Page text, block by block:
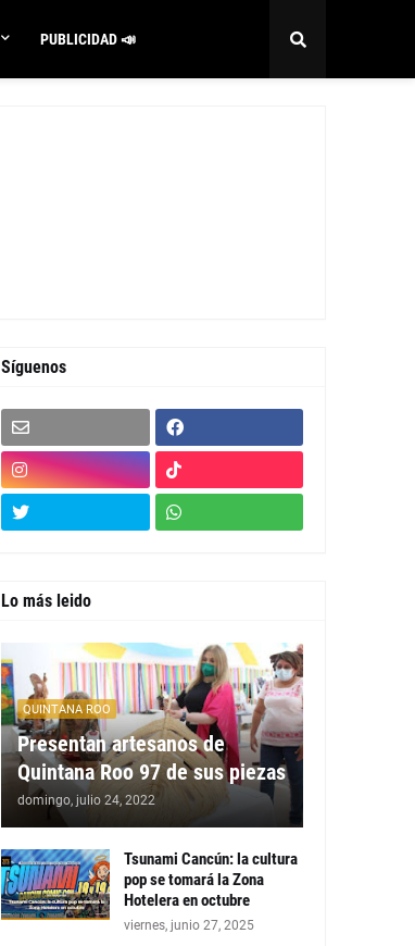
PUBLICIDAD 📣
Síguenos
Lo más leido
QUINTANA ROO
Presentan artesanos de
Quintana Roo 97 de sus piezas
domingo, julio 24, 2022
Tsunami Cancún: la cultura
pop se tomará la Zona
Hotelera en octubre
viernes, junio 27, 2025